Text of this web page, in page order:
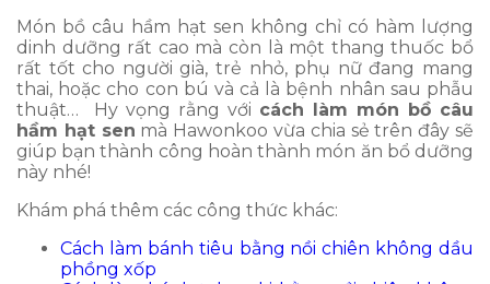
Món bồ câu hầm hạt sen không chỉ có hàm lượng
dinh dưỡng rất cao mà còn là một thang thuốc bổ
rất tốt cho người già, trẻ nhỏ, phụ nữ đang mang
thai, hoặc cho con bú và cả là bệnh nhân sau phẫu
thuật… Hy vọng rằng với cách làm món bồ câu
hầm hạt sen mà Hawonkoo vừa chia sẻ trên đây sẽ
giúp bạn thành công hoàn thành món ăn bổ dưỡng
này nhé!
Khám phá thêm các công thức khác:
Cách làm bánh tiêu bằng nồi chiên không dầu
phồng xốp